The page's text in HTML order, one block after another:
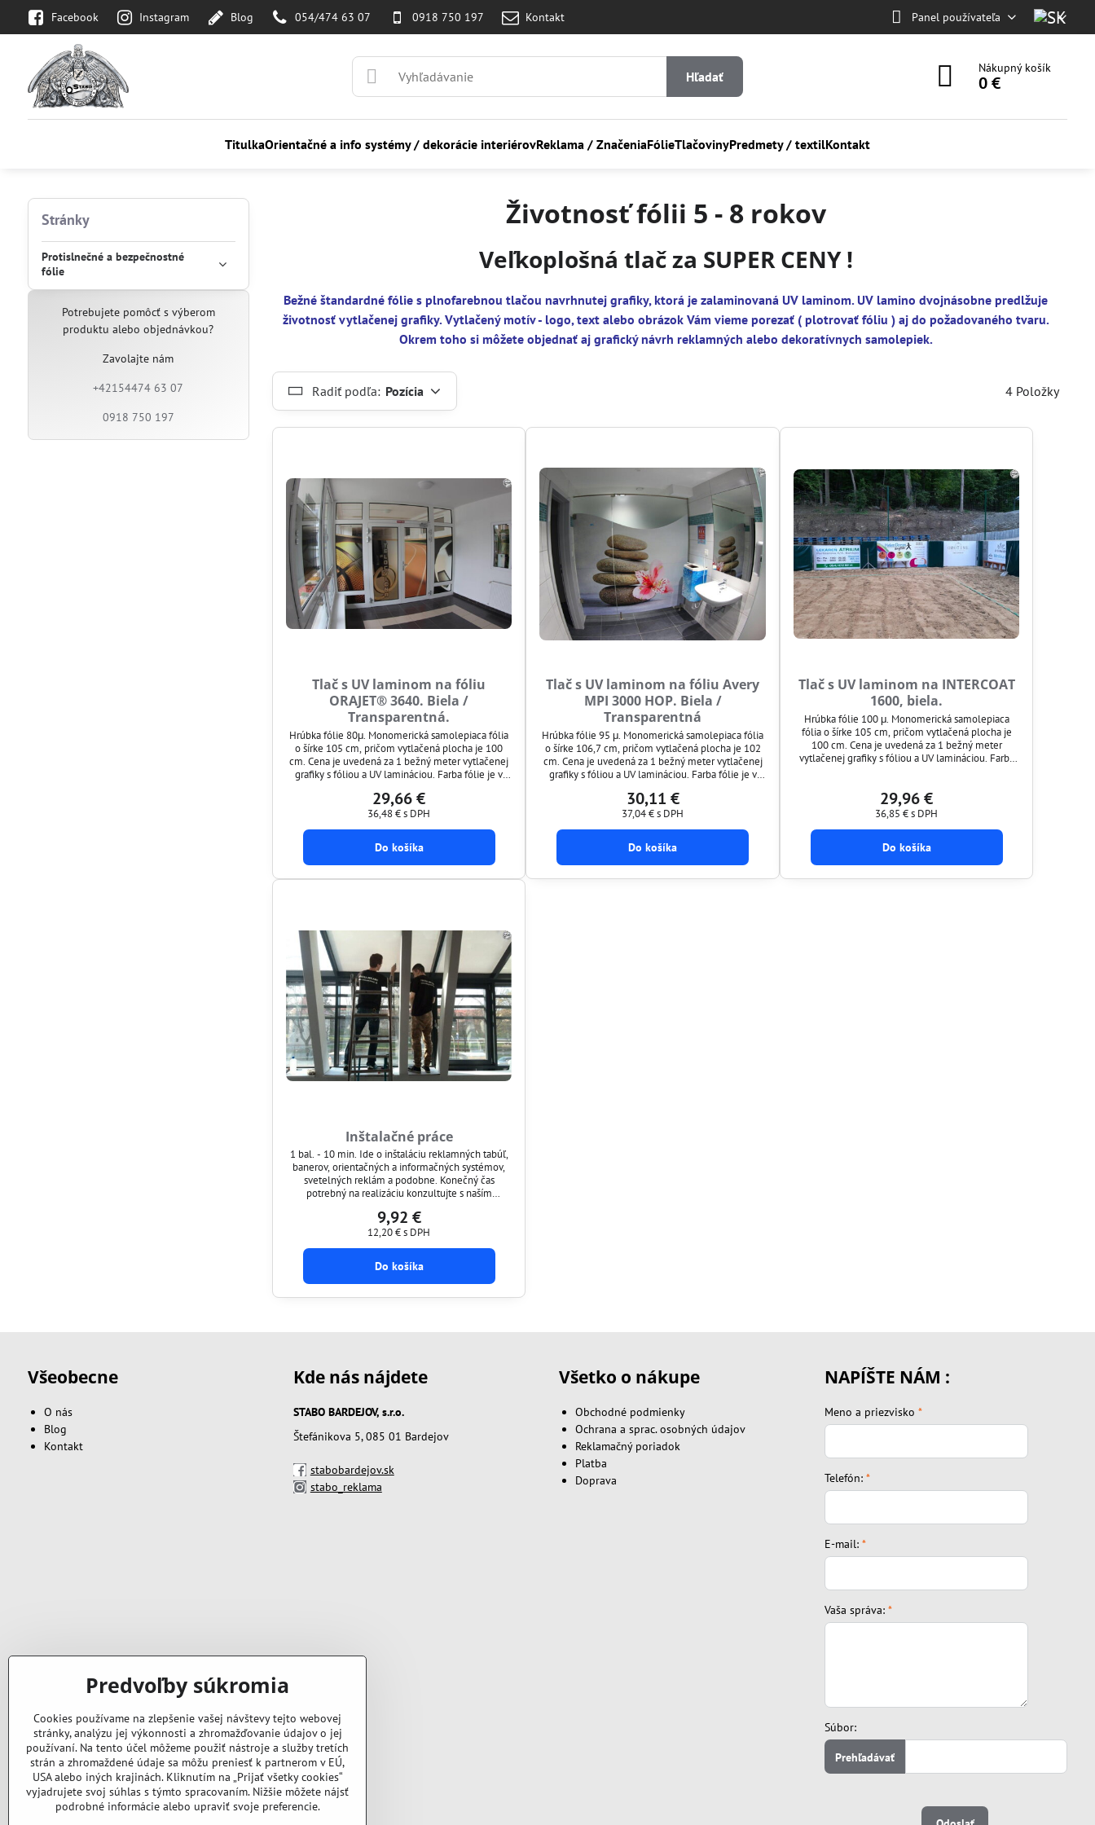
Facebook Instagram Blog 054/474 63 07 0918 750 197 Kontakt Panel používateľa
Hľadať
Nákupný košík
0 €
TitulkaOrientačné a info systémy / dekorácie interiérovReklama / ZnačeniaFólieTlačovinyPredmety / textilKontakt
Životnosť fólii 5 - 8 rokov
Veľkoplošná tlač za SUPER CENY !
Bežné štandardné fólie s plnofarebnou tlačou navrhnutej grafiky, ktorá je zalaminovaná UV laminom. UV lamino dvojnásobne predlžuje
životnosť vytlačenej grafiky. Vytlačený motív - logo, text alebo obrázok Vám vieme porezať ( plotrovať fóliu ) aj do požadovaného tvaru.
Okrem toho si môžete objednať aj grafický návrh reklamných alebo dekoratívnych samolepiek.
Radiť podľa: Pozícia 4 Položky
Tlač s UV laminom na fóliu
ORAJET® 3640. Biela /
Transparentná.
Hrúbka fólie 80μ. Monomerická samolepiaca fólia
o šírke 105 cm, pričom vytlačená plocha je 100
cm. Cena je uvedená za 1 bežný meter vytlačenej
grafiky s fóliou a UV lamináciou. Farba fólie je v
obrázok, písmo a podobne.
29,66 €
36,48 €s DPH
Do košíka
Tlač s UV laminom na fóliu Avery
MPI 3000 HOP. Biela /
Transparentná
Hrúbka fólie 95 μ. Monomerická samolepiaca fólia
o šírke 106,7 cm, pričom vytlačená plocha je 102
cm. Cena je uvedená za 1 bežný meter vytlačenej
grafiky s fóliou a UV lamináciou. Farba fólie je v
priesvitnej ). Vytlačenú grafiku Vám vieme porezať (
obrázok, písmo a podobne.
30,11 €
37,04 €s DPH
Do košíka
Tlač s UV laminom na INTERCOAT
1600, biela.
Hrúbka fólie 100 μ. Monomerická samolepiaca
fólia o šírke 105 cm, pričom vytlačená plocha je
100 cm. Cena je uvedená za 1 bežný meter
vytlačenej grafiky s fóliou a UV lamináciou. Farba
napríklad logo, obrázok, písmo a podobne.
29,96 €
36,85 €s DPH
Do košíka
Inštalačné práce
1 bal. - 10 min. Ide o inštaláciu reklamných tabúľ,
banerov, orientačných a informačných systémov,
svetelných reklám a podobne. Konečný čas
potrebný na realizáciu konzultujte s naším
informácie od nášho technika si môžete túto
službu objednať.
9,92 €
12,20 €s DPH
Do košíka
Stránky
Protislnečné a bezpečnostné
fólie
Potrebujete pomôcť s výberom
produktu alebo objednávkou?
Zavolajte nám
+42154474 63 07
0918 750 197
Všeobecne
O nás
Blog
Kontakt
Kde nás nájdete
STABO BARDEJOV, s.r.o.
Štefánikova 5, 085 01 Bardejov
stabobardejov.sk
stabo_reklama
Všetko o nákupe
Obchodné podmienky
Ochrana a sprac. osobných údajov
Reklamačný poriadok
Platba
Doprava
NAPÍŠTE NÁM :
Meno a priezvisko*
Telefón:*
E-mail:*
Vaša správa:*
Súbor:
Predvoľby súkromia
Cookies používame na zlepšenie vašej návštevy tejto webovej
stránky, analýzu jej výkonnosti a zhromažďovanie údajov o jej
používaní. Na tento účel môžeme použiť nástroje a služby tretích
strán a zhromaždené údaje sa môžu preniesť k partnerom v EÚ,
USA alebo iných krajinách. Kliknutím na „Prijať všetky cookies“
vyjadrujete svoj súhlas s týmto spracovaním. Nižšie môžete nájsť
podrobné informácie alebo upraviť svoje preferencie.